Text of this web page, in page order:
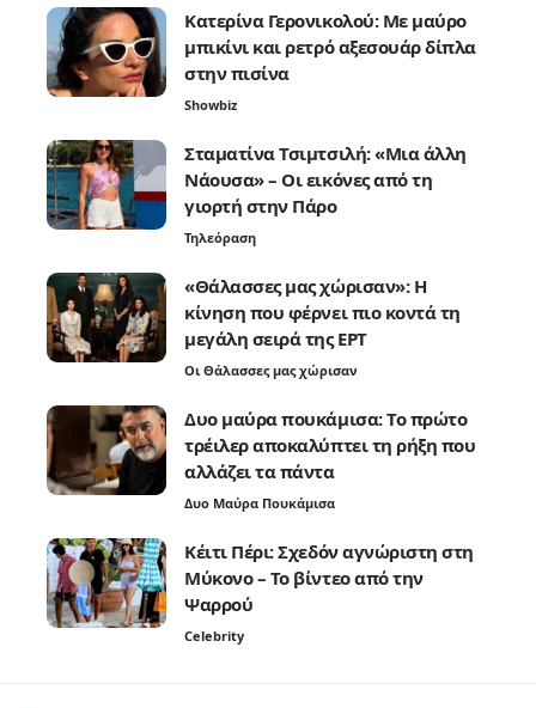
Κατερίνα Γερονικολού: Με μαύρο
μπικίνι και ρετρό αξεσουάρ δίπλα
στην πισίνα
Showbiz
Σταματίνα Τσιμτσιλή: «Μια άλλη
Νάουσα» – Οι εικόνες από τη
γιορτή στην Πάρο
Τηλεόραση
«Θάλασσες μας χώρισαν»: Η
κίνηση που φέρνει πιο κοντά τη
μεγάλη σειρά της ΕΡΤ
Οι Θάλασσες μας χώρισαν
Δυο μαύρα πουκάμισα: Το πρώτο
τρέιλερ αποκαλύπτει τη ρήξη που
αλλάζει τα πάντα
Δυο Μαύρα Πουκάμισα
Κέιτι Πέρι: Σχεδόν αγνώριστη στη
Μύκονο – Το βίντεο από την
Ψαρρού
Celebrity